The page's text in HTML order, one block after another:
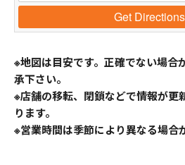
Get Directions
※地図は目安です。正確でない場合
承下さい。
※店舗の移転、閉鎖などで情報が更
ります。
※営業時間は季節により異なる場合